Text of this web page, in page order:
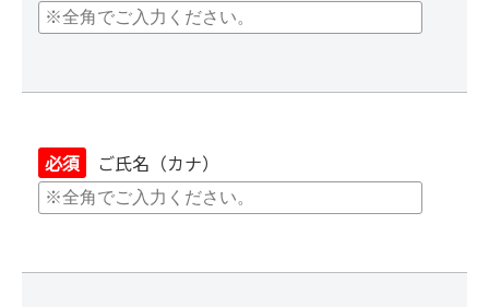
必須 ご氏名（カナ）